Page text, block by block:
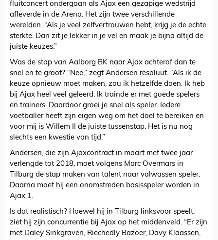
fluitconcert ondergaan als Ajax een gezapige wedstrijd
afleverde in de Arena. Het zijn twee verschillende
werelden. “Als je veel zelfvertrouwen hebt, krijg je de echte
sterkte. Dan zit je lekker in je vel en maak je bijna altijd de
juiste keuzes.”
Was de stap van Aalborg BK naar Ajax achteraf dan te
snel en te groot? “Nee,” zegt Andersen resoluut. “Als ik de
keuze opnieuw moet maken, zou ik hetzelfde doen. Ik heb
bij Ajax heel veel geleerd. Ik trainde er met goede spelers
en trainers. Daardoor groei je snel als speler. Iedere
voetballer heeft zijn eigen weg om het doel te bereiken en
voor mij is Willem II de juiste tussenstap. Het is nu nog
slechts een kwestie van tijd.”
Andersen, die zijn Ajaxcontract in maart met twee jaar
verlengde tot 2018, moet volgens Marc Overmars in
Tilburg de stap maken van talent naar volwassen speler.
Daarna moet hij een onomstreden basisspeler worden in
Ajax 1.
Is dat realistisch? Hoewel hij in Tilburg linksvoor speelt,
ziet hij zijn concurrentie bij Ajax op het middenveld. “Er zijn
met Daley Sinkgraven, Riechedly Bazoer, Davy Klaassen,